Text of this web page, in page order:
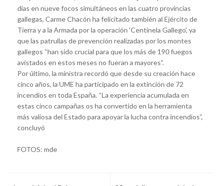
días en nueve focos simultáneos en las cuatro provincias
gallegas, Carme Chacón ha felicitado también al Ejército de
Tierra y a la Armada por la operación ‘Centinela Gallego’, ya
que las patrullas de prevención realizadas por los montes
gallegos “han sido crucial para que los más de 190 fuegos
avistados en estos meses no fueran a mayores”.
Por último, la ministra recordó que desde su creación hace
cinco años, la UME ha participado en la extinción de 72
incendios en toda España. “La experiencia acumulada en
estas cinco campañas os ha convertido en la herramienta
más valiosa del Estado para apoyar la lucha contra incendios”,
concluyó
FOTOS: mde